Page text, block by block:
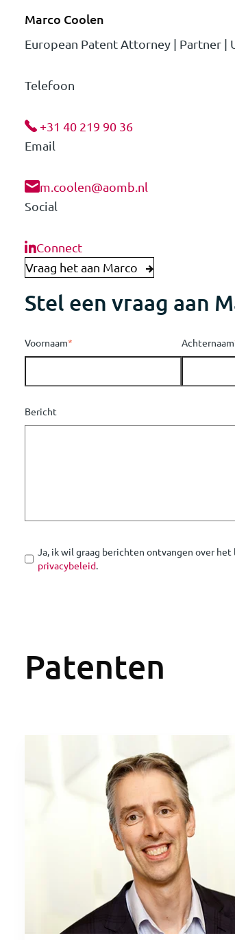
Marco Coolen
European Patent Attorney | Partner |
Telefoon
+31 40 219 90 36
Email
m.coolen@aomb.nl
Social
Connect
Vraag het aan Marco
Stel een vraag aan
Voornaam* Achternaam
Bericht
Ja, ik wil graag berichten ontvangen over
privacybeleid.
Patenten